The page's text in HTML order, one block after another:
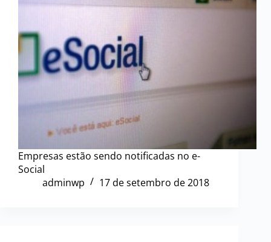
Empresas estão sendo notificadas no e-
Social
adminwp
17 de setembro de 2018